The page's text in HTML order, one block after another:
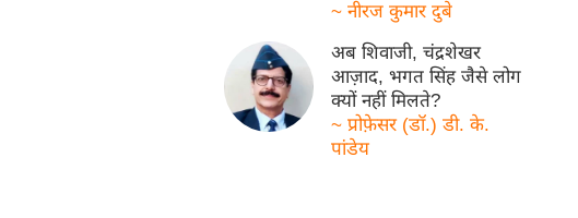
~ नीरज कुमार दुबे
अब शिवाजी, चंद्रशेखर
आज़ाद, भगत सिंह जैसे लोग
क्यों नहीं मिलते?
~ प्रोफ़ेसर (डॉ.) डी. के.
पांडेय